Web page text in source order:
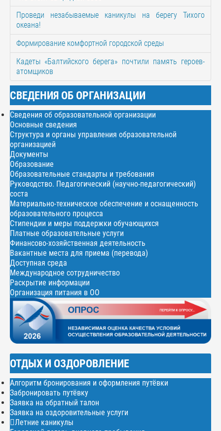
Проведи незабываемые каникулы на берегу Тихого
океана!
Формирование комфортной городской среды
Кадеты «Балтийского берега» почтили память героев-
атомщиков
СВЕДЕНИЯ ОБ ОРГАНИЗАЦИИ
Сведения об образовательной организации
Основные сведения
Структура и органы управления образовательной
организацией
Документы
Образование
Образовательные стандарты и требования
Руководство. Педагогический (научно-педагогический)
соста
Материально-техническое обеспечение и оснащенность
образовательного процесса
Стипендии и меры поддержки обучающихся
Платные образовательные услуги
Финансово-хозяйственная деятельность
Вакантные места для приема (перевода)
Доступная среда
Международное сотрудничество
Раскрытие информации
Организация питания в ОО
ОТДЫХ И ОЗДОРОВЛЕНИЕ
Алгоритм бронирования и оформления путёвки
Забронировать путёвку
Заявка на обратный талон
Заявка на оздоровительные услуги
Летние каникулы